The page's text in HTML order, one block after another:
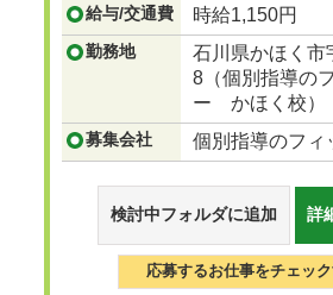
給与/交通費 時給1,150円
勤務地
石川県かほく市
8（個別指導の
ー かほく校）
募集会社 個別指導のフィ
検討中フォルダに追加 詳
応募するお仕事をチェッ